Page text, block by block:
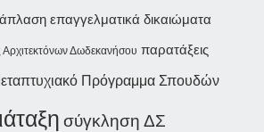
επαγγελματικά δικαιώματα
Αρχιτεκτόνων Δωδεκανήσου παρατάξεις
Πρόγραμμα Σπουδών
σύγκληση ΔΣ